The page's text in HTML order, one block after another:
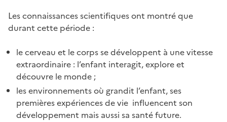
Les connaissances scientifiques ont montré que
durant cette période :
le cerveau et le corps se développent à une vitesse
extraordinaire : l’enfant interagit, explore et
découvre le monde ;
les environnements où grandit l’enfant, ses
premières expériences de vie influencent son
développement mais aussi sa santé future.